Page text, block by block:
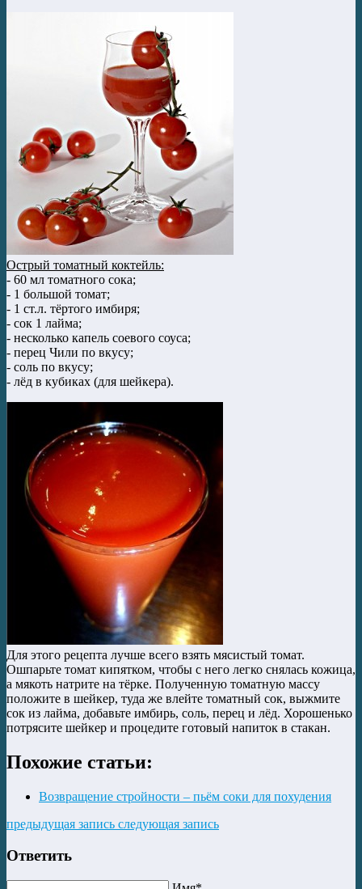
Острый томатный коктейль:
- 60 мл томатного сока;
- 1 большой томат;
- 1 ст.л. тёртого имбиря;
- сок 1 лайма;
- несколько капель соевого соуса;
- перец Чили по вкусу;
- соль по вкусу;
- лёд в кубиках (для шейкера).
Для этого рецепта лучше всего взять мясистый томат.
Ошпарьте томат кипятком, чтобы с него легко снялась кожица,
а мякоть натрите на тёрке. Полученную томатную массу
положите в шейкер, туда же влейте томатный сок, выжмите
сок из лайма, добавьте имбирь, соль, перец и лёд. Хорошенько
потрясите шейкер и процедите готовый напиток в стакан.
Похожие статьи:
Возвращение стройности – пьём соки для похудения
предыдущая запись следующая запись
Ответить